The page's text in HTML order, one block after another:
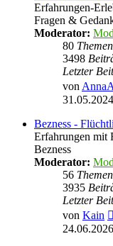
Erfahrungen-
Fragen &
Moderator:
80 Themen
3498
Letzter
von
Bezness -
Erfahrungen mit
Bezness
Moderator:
56 Themen
3935
Letzter
von Kain